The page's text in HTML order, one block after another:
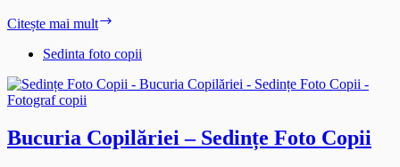
Citește mai mult
București
Îmbrățișând
Unice
Sedinta foto copii
Bucuria Copilăriei – Sedințe Foto Copii